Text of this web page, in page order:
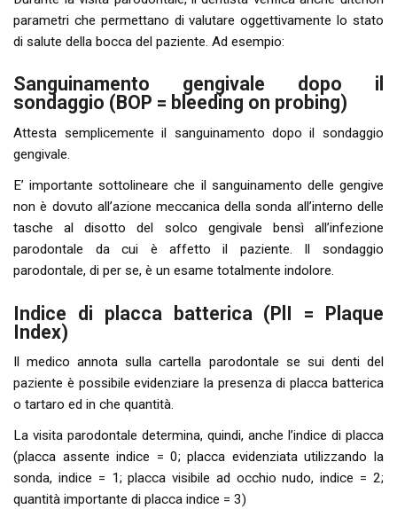
parametri che permettano di valutare oggettivamente lo stato
di salute della bocca del paziente. Ad esempio:
Sanguinamento gengivale dopo il
sondaggio (BOP = bleeding on probing)
Attesta semplicemente il sanguinamento dopo il sondaggio
gengivale.
E’ importante sottolineare che il sanguinamento delle gengive
non è dovuto all’azione meccanica della sonda all’interno delle
tasche al disotto del solco gengivale bensì all’infezione
parodontale da cui è affetto il paziente. Il sondaggio
parodontale, di per se, è un esame totalmente indolore.
Indice di placca batterica (PlI = Plaque
Index)
Il medico annota sulla cartella parodontale se sui denti del
paziente è possibile evidenziare la presenza di placca batterica
o tartaro ed in che quantità.
La visita parodontale determina, quindi, anche l’indice di placca
(placca assente indice = 0; placca evidenziata utilizzando la
sonda, indice = 1; placca visibile ad occhio nudo, indice = 2;
quantità importante di placca indice = 3)